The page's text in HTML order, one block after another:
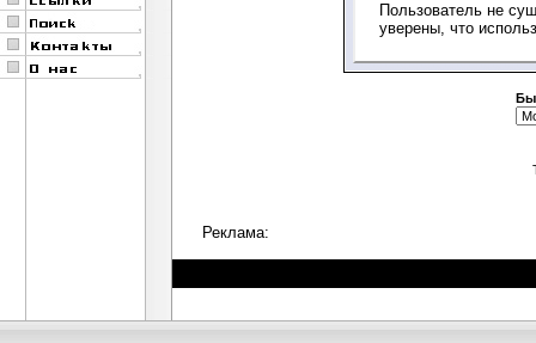
Пользователь не
уверены, что
Реклама: